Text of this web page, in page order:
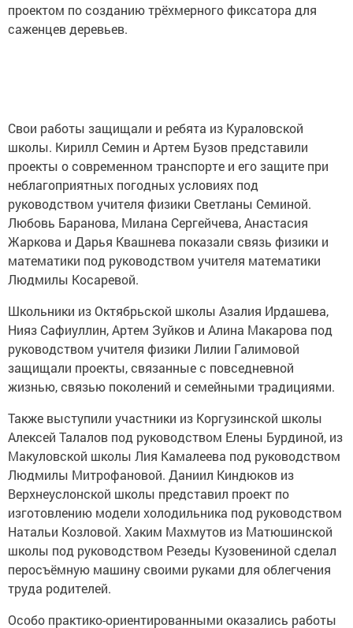
проектом по созданию трёхмерного фиксатора для
саженцев деревьев.
Свои работы защищали и ребята из Кураловской
школы. Кирилл Семин и Артем Бузов представили
проекты о современном транспорте и его защите при
неблагоприятных погодных условиях под
руководством учителя физики Светланы Семиной.
Любовь Баранова, Милана Сергейчева, Анастасия
Жаркова и Дарья Квашнева показали связь физики и
математики под руководством учителя математики
Людмилы Косаревой.
Школьники из Октябрьской школы Азалия Ирдашева,
Нияз Сафиуллин, Артем Зуйков и Алина Макарова под
руководством учителя физики Лилии Галимовой
защищали проекты, связанные с повседневной
жизнью, связью поколений и семейными традициями.
Также выступили участники из Коргузинской школы
Алексей Талалов под руководством Елены Бурдиной, из
Макуловской школы Лия Камалеева под руководством
Людмилы Митрофановой. Даниил Киндюков из
Верхнеуслонской школы представил проект по
изготовлению модели холодильника под руководством
Натальи Козловой. Хаким Махмутов из Матюшинской
школы под руководством Резеды Кузовениной сделал
перосъёмную машину своими руками для облегчения
труда родителей.
Особо практико-ориентированными оказались работы